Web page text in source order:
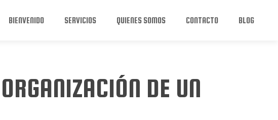
BIENVENIDO SERVICIOS QUIENES SOMOS CONTACTO BLOG
DE UN